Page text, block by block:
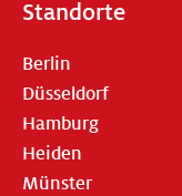
Standorte
Berlin
Düsseldorf
Hamburg
Heiden
Münster